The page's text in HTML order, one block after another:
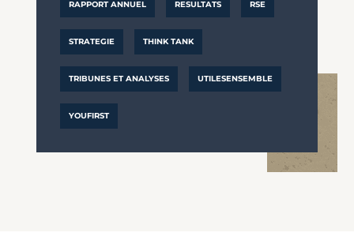
RAPPORT ANNUEL RESULTATS RSE
STRATEGIE THINK TANK
TRIBUNES ET ANALYSES UTILESENSEMBLE
YOUFIRST